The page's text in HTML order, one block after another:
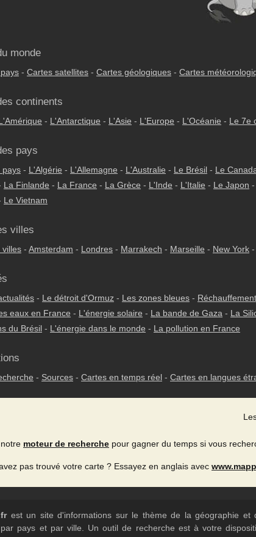
monde
- Cartes satellites - Cartes géologiques - Cartes
continents
- L'Antarctique - L'Asie - L'Europe - L'Océanie - Le 7e
pays
pays - L'Algérie - L'Allemagne - L'Australie - Le Brésil - Le
La Finlande - La France - La Grèce - L'Inde - L'Italie - Le Japon -
Le Vietnam
villes
villes - Amsterdam - Londres - Marrakech - Marseille - New York -
- Le détroit d'Ormuz - Les zones bleues -
eaux en France - L'énergie solaire - La bande de Gaza - La
du Brésil - L'énergie dans le monde - La pollution en France
- Sources - Cartes en temps réel - Cartes en langues
moteur de recherche pour gagner du temps si vous
pas trouvé votre carte ? Essayez en anglais avec
est un site d'informations sur le thème de la géographie et
pays et par ville. Un outil de recherche est à votre